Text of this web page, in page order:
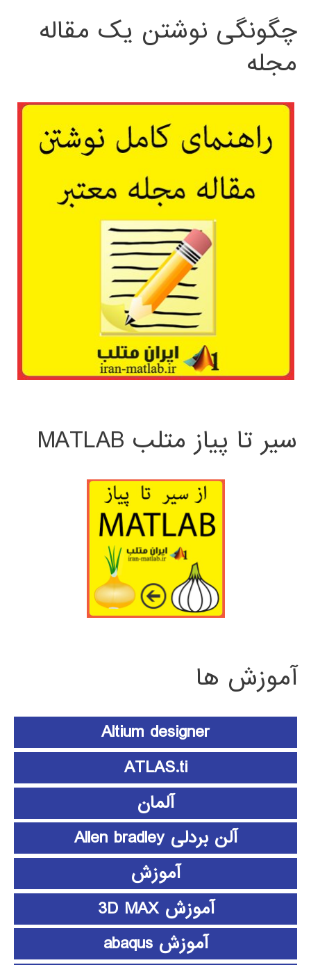
چگونگی نوشتن یک مقاله
مجله
سیر تا پیاز متلب MATLAB
آموزش ها
Altium designer
ATLAS.ti
آلمان
آلن بردلی Allen bradley
آموزش
آموزش 3D MAX
آموزش abaqus